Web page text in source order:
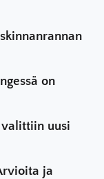
on
valittiin uusi
ja